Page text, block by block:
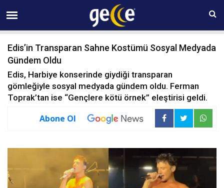
08 AĞUSTOS Cumartesi 18:49
Edis’in Transparan Sahne Kostümü Sosyal Medyada
Gündem Oldu
Edis, Harbiye konserinde giydiği transparan
gömleğiyle sosyal medyada gündem oldu. Ferman
Toprak’tan ise “Gençlere kötü örnek” eleştirisi geldi.
Abone Ol